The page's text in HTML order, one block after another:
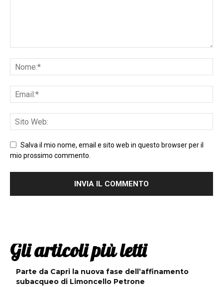
Salva il mio nome, email e sito web in questo browser per il
mio prossimo commento.
Gli articoli più letti
Parte da Capri la nuova fase dell’affinamento
subacqueo di Limoncello Petrone